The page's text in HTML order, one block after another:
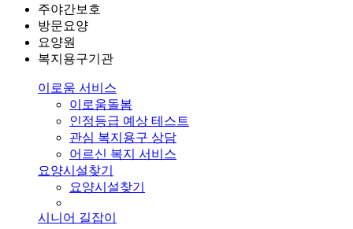
주야간보호
방문요양
요양원
복지용구기관
이로움 서비스
이로움돌봄
인정등급 예상 테스트
관심 복지용구 상담
어르신 복지 서비스
요양시설찾기
요양시설찾기
시니어 길잡이